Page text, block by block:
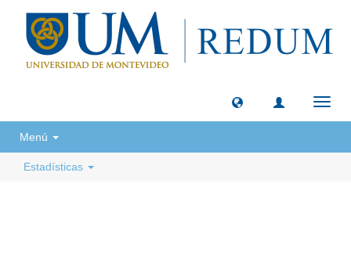
Menú
Estadísticas